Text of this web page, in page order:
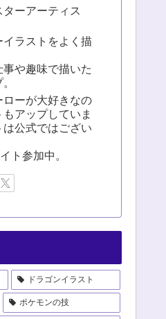
ターアーティス
ラストをよく描
や趣味で描いた
ーが大好きなの
アップしていま
公式ではござい
ト参加中。
ドラゴンイラスト
ポケモンの技